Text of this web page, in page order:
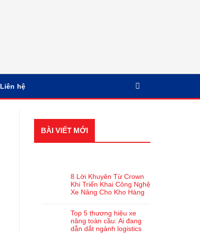
Liên hệ
BÀI VIẾT MỚI
8 Lời Khuyên Từ Crown
Khi Triển Khai Công Nghệ
Xe Nâng Cho Kho Hàng
Top 5 thương hiệu xe
nâng toàn cầu: Ai đang
dẫn dắt ngành logistics